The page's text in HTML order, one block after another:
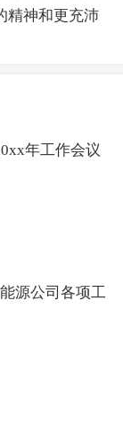
精神和更充沛
年工作会议
源公司各项工